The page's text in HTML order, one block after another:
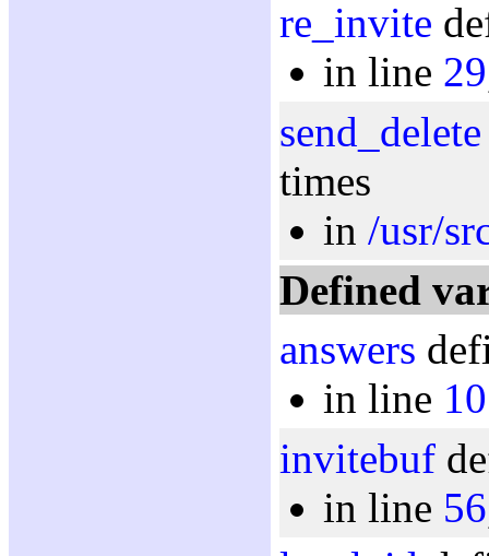
re_invite
in line 29
send_delete
times
in /usr/
Defined
answers
in line
invitebuf
in line 56